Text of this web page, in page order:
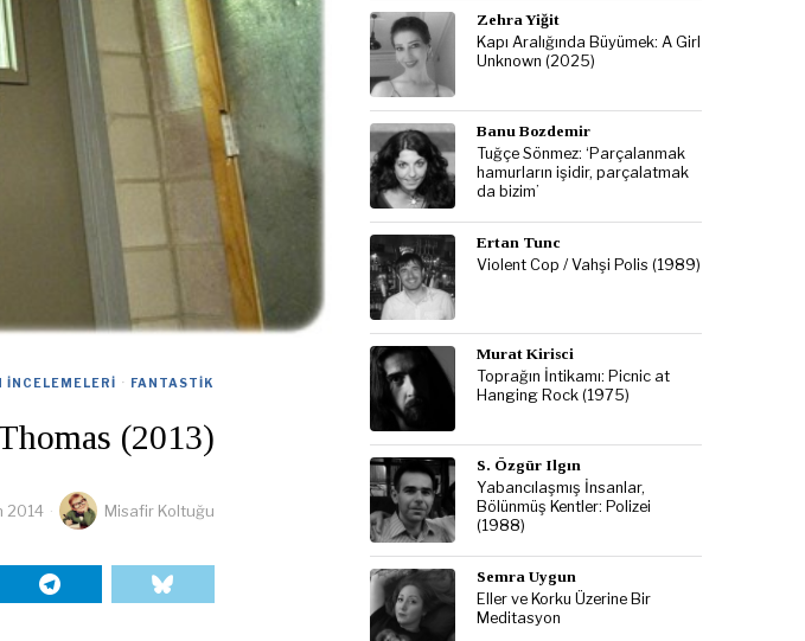
İNCELEMELERI · FANTASTIK
(2013)
2014 Misafir Koltuğu
Zehra Yiğit
Kapı Aralığında Büyümek: A Girl
Unknown (2025)
Banu Bozdemir
Tuğçe Sönmez: ‘Parçalanmak
hamurların işidir, parçalatmak
da bizim’
Ertan Tunc
Violent Cop / Vahşi Polis (1989)
Murat Kirisci
Toprağın İntikamı: Picnic at
Hanging Rock (1975)
S. Özgür Ilgın
Yabancılaşmış İnsanlar,
Bölünmüş Kentler: Polizei
(1988)
Semra Uygun
Eller ve Korku Üzerine Bir
Meditasyon